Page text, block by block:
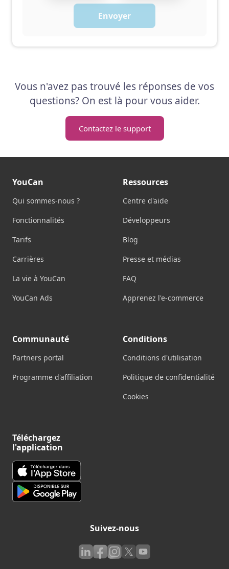
Envoyer
Vous n'avez pas trouvé les réponses de vos
questions? On est là pour vous aider.
Contactez le support
YouCan
Qui sommes-nous ?
Fonctionnalités
Tarifs
Carrières
La vie à YouCan
YouCan Ads
Ressources
Centre d'aide
Développeurs
Blog
Presse et médias
FAQ
Apprenez l'e-commerce
Communauté
Partners portal
Programme d'affiliation
Conditions
Conditions d'utilisation
Politique de confidentialité
Cookies
Téléchargez
l'application
Suivez-nous